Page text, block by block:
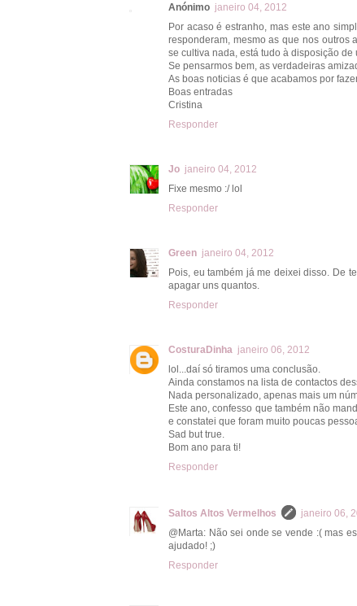
Anónimo janeiro 04, 2012
Por acaso é estranho, mas este ano
responderam, mesmo as que nos outros
se cultiva nada, está tudo à disposição
Se pensarmos bem, as verdadeiras
As boas noticias é que acabamos por
Boas entradas
Cristina
Responder
Jo janeiro 04, 2012
Fixe mesmo :/ lol
Responder
Green janeiro 04, 2012
Pois, eu também já me deixei disso. De
apagar uns quantos.
Responder
CosturaDinha janeiro 06, 2012
lol...daí só tiramos uma conclusão.
Ainda constamos na lista de contactos
Nada personalizado, apenas mais um
Este ano, confesso que também não
e constatei que foram muito poucas
Sad but true.
Bom ano para ti!
Responder
Saltos Altos Vermelhos
janeiro 06,
@Marta: Não sei onde se vende :( mas
ajudado! ;)
Responder